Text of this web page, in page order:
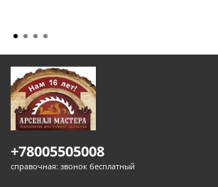
+78005505008
справочная: звонок бесплатный